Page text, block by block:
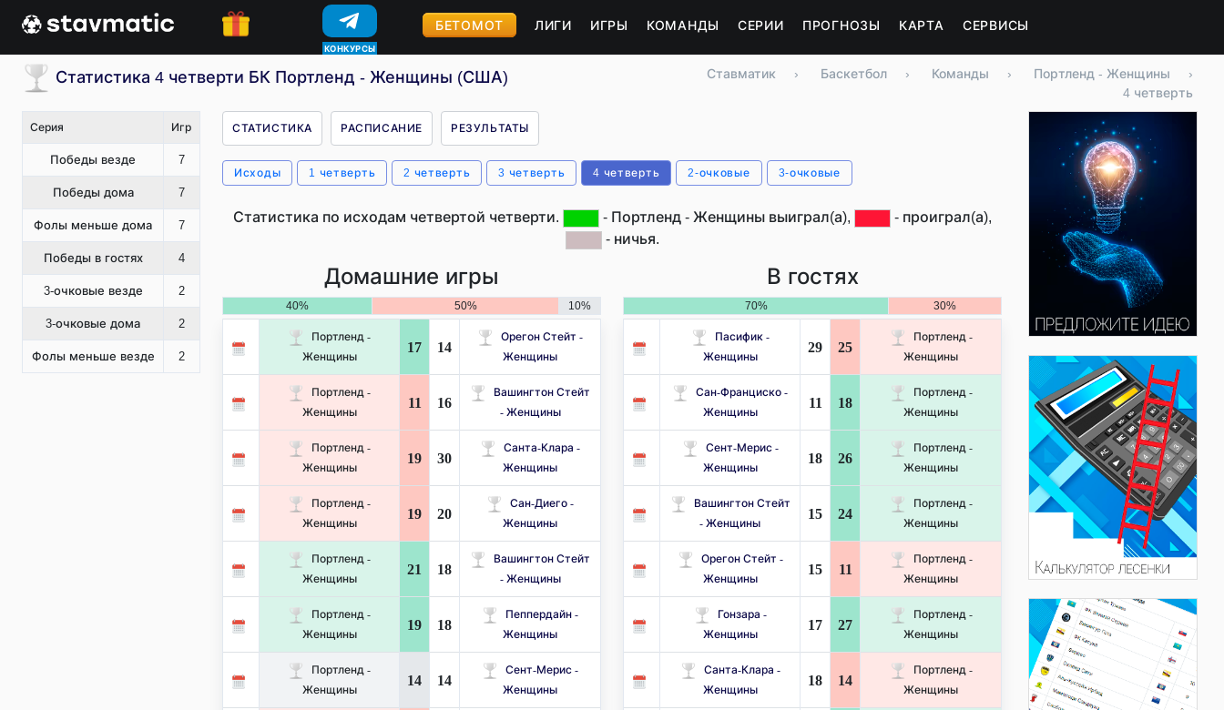
КОНКУРСЫ
БЕТОМОТ ЛИГИ ИГРЫ КОМАНДЫ СЕРИИ ПРОГНОЗЫ КАРТА СЕРВИСЫ
Статистика 4 четверти БК Портленд - Женщины (США) Ставматик › Баскетбол › Команды › Портленд - Женщины
›
4 четверть
Серия Игр
Победы везде 7
Победы дома 7
Фолы меньше дома 7
Победы в гостях 4
3-очковые везде 2
3-очковые дома 2
Фолы меньше везде 2
СТАТИСТИКА РАСПИСАНИЕ РЕЗУЛЬТАТЫ
Исходы 1 четверть 2 четверть 3 четверть 4 четверть 2-очковые 3-очковые
Статистика по исходам четвертой четверти. - Портленд - Женщины выиграл(а),
- проиграл(а),
- ничья.
Домашние игры
40% 50% 10%
Портленд -
Женщины
17 14
Орегон Стейт -
Женщины
Портленд -
Женщины
11 16
Вашингтон Стейт
- Женщины
Портленд -
Женщины
19 30
Санта-Клара -
Женщины
Портленд -
Женщины
19 20
Сан-Диего -
Женщины
Портленд -
Женщины
21 18
Вашингтон Стейт
- Женщины
Портленд -
Женщины
19 18
Пеппердайн -
Женщины
Портленд -
Женщины
14 14
Сент-Мерис -
Женщины
В гостях
70% 30%
Пасифик -
Женщины
29 25
Портленд -
Женщины
Сан-Франциско -
Женщины
11 18
Портленд -
Женщины
Сент-Мерис -
Женщины
18 26
Портленд -
Женщины
Вашингтон Стейт
- Женщины
15 24
Портленд -
Женщины
Орегон Стейт -
Женщины
15 11
Портленд -
Женщины
Гонзара -
Женщины
17 27
Портленд -
Женщины
Санта-Клара -
Женщины
18 14
Портленд -
Женщины